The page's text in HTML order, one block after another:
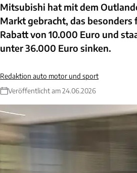
Mitsubishi hat mit dem
Markt gebracht, das
Rabatt von 10.000 Euro und
unter 36.000 Euro sinken.
Redaktion auto motor und sport
Veröffentlicht am 24.06.2026